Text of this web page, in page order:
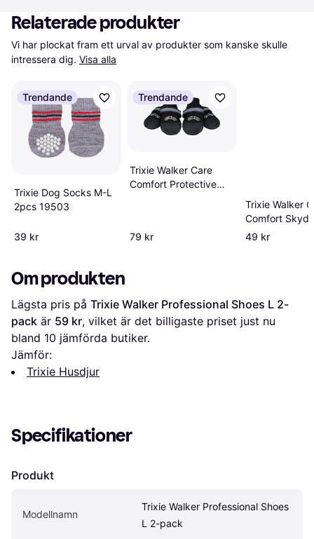
Relaterade produkter
Vi har plockat fram ett urval av produkter som kanske skulle
intressera dig. Visa alla
Trendande
Trixie Dog Socks M-L
2pcs 19503
39 kr
Trendande
Trixie Walker Care
Comfort Protective
79 kr
Trixie Walker
Comfort
XS
49 kr
Om produkten
Lägsta pris på Trixie Walker Professional Shoes L 2-
pack är 59 kr, vilket är det billigaste priset just nu
bland 10 jämförda butiker.
Jämför:
Trixie Husdjur
Specifikationer
Produkt
Modellnamn
Trixie Walker Professional Shoes
L 2-pack